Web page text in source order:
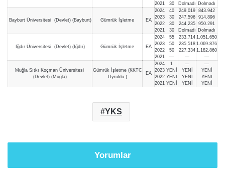
2021
30
Dolmadı Dolmadı
Bayburt Üniversitesi (Devlet) (Bayburt) Gümrük İşletme EA
2024
2023
2022
2021
40
30
30
30
249,019
247,596
244,235
Dolmadı
843.942
914.896
950.291
Dolmadı
Iğdır Üniversitesi (Devlet) (Iğdır) Gümrük İşletme EA
2024
2023
2022
2021
55
50
50
—
233,714
235,518
227,334
—
1.051.650
1.069.876
1.182.860
—
Muğla Sıtkı Koçman Üniversitesi
(Devlet) (Muğla)
Gümrük İşletme (KKTC
Uyruklu )
EA
2024
2023
2022
2021
1
YENİ
YENİ
YENİ
—
YENİ
YENİ
YENİ
—
YENİ
YENİ
YENİ
YKS
Yorumlar